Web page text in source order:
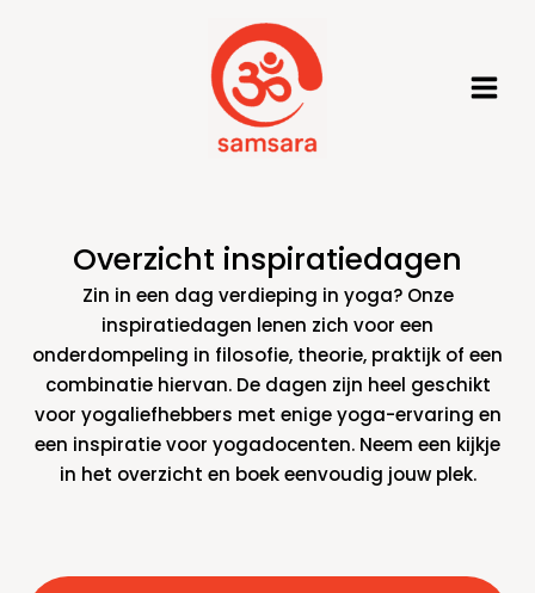
Overzicht inspiratiedagen
Zin in een dag verdieping in yoga? Onze
inspiratiedagen lenen zich voor een
onderdompeling in filosofie, theorie, praktijk of een
combinatie hiervan. De dagen zijn heel geschikt
voor yogaliefhebbers met enige yoga-ervaring en
een inspiratie voor yogadocenten. Neem een kijkje
in het overzicht en boek eenvoudig jouw plek.